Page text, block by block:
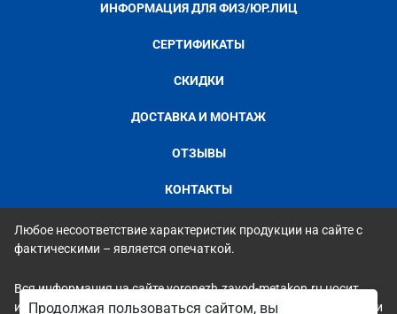
ИНФОРМАЦИЯ ДЛЯ ФИЗ/ЮР.ЛИЦ
СЕРТИФИКАТЫ
СКИДКИ
ДОСТАВКА И МОНТАЖ
ОТЗЫВЫ
КОНТАКТЫ
Любое несоответствие характеристик продукции на сайте с
фактическими – является опечаткой.
Вся информация на сайте voronezh.zavod-metakon.ru носит
исключительно ознакомительный и справочный характер и ни
Продолжая пользоваться сайтом, вы